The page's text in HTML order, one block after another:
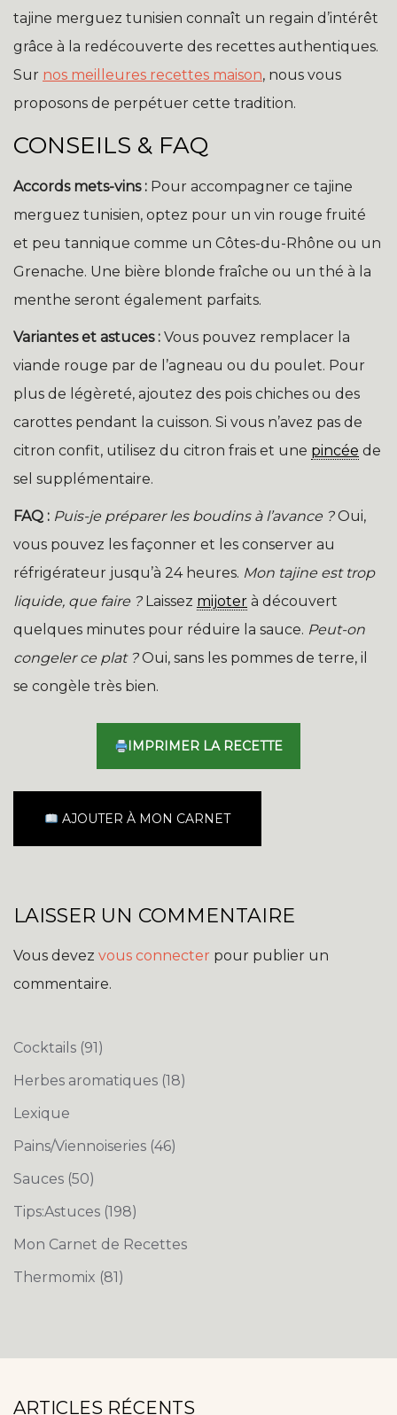
tajine merguez tunisien connaît un regain d’intérêt
grâce à la redécouverte des recettes authentiques.
Sur nos meilleures recettes maison, nous vous
proposons de perpétuer cette tradition.
CONSEILS & FAQ
Accords mets-vins : Pour accompagner ce tajine
merguez tunisien, optez pour un vin rouge fruité
et peu tannique comme un Côtes-du-Rhône ou un
Grenache. Une bière blonde fraîche ou un thé à la
menthe seront également parfaits.
Variantes et astuces : Vous pouvez remplacer la
viande rouge par de l’agneau ou du poulet. Pour
plus de légèreté, ajoutez des pois chiches ou des
carottes pendant la cuisson. Si vous n’avez pas de
citron confit, utilisez du citron frais et une pincée de
sel supplémentaire.
FAQ : Puis-je préparer les boudins à l’avance ?Oui,
vous pouvez les façonner et les conserver au
réfrigérateur jusqu’à 24 heures. Mon tajine est trop
liquide, que faire ?Laissez mijoter à découvert
quelques minutes pour réduire la sauce. Peut-on
congeler ce plat ?Oui, sans les pommes de terre, il
se congèle très bien.
IMPRIMER LA RECETTE
AJOUTER À MON CARNET
LAISSER UN COMMENTAIRE
Vous devez vous connecter pour publier un
commentaire.
Cocktails (91)
Herbes aromatiques (18)
Lexique
Pains/Viennoiseries (46)
Sauces (50)
Tips:Astuces (198)
Mon Carnet de Recettes
Thermomix (81)
ARTICLES RÉCENTS